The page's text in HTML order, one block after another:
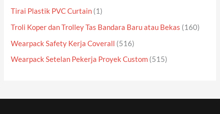
Tirai Plastik PVC Curtain (1)
Troli Koper dan Trolley Tas Bandara Baru atau Bekas (160)
Wearpack Safety Kerja Coverall (516)
Wearpack Setelan Pekerja Proyek Custom (515)